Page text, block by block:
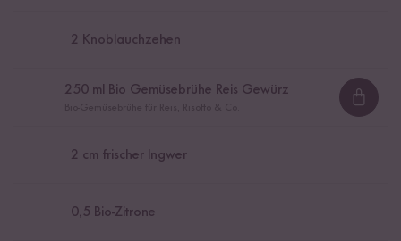
2 Knoblauchzehen
250 ml Bio Gemüsebrühe Reis Gewürz
2 cm frischer Ingwer
0,5 Bio-Zitrone